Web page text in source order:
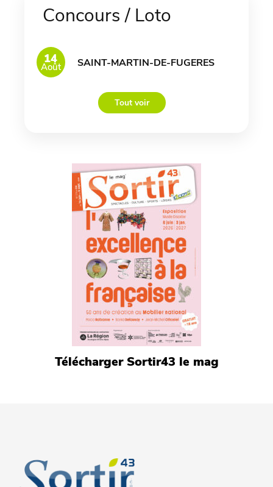
Concours / Loto
14
Août SAINT-MARTIN-DE-FUGERES
Tout voir
Télécharger Sortir43 le mag